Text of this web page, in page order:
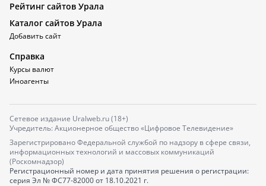
Рейтинг сайтов Урала
Каталог сайтов Урала
Добавить сайт
Справка
Курсы валют
Иноагенты
Сетевое издание Uralweb.ru (18+)
Учредитель: Акционерное общество «Цифровое Телевидение»
Зарегистрировано Федеральной службой по надзору в сфере связи,
информационных технологий и массовых коммуникаций
(Роскомнадзор)
Регистрационный номер и дата принятия решения о регистрации:
серия Эл № ФС77-82000от 18.10.2021 г.